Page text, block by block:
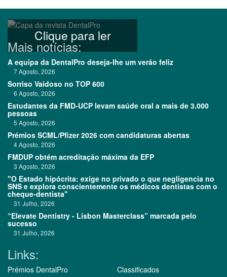
Clique para ler
Mais notícias:
A equipa da DentalPro deseja-lhe um verão feliz
7 Agosto, 2026
Sorriso Vaidoso no TOP 600
6 Agosto, 2026
Estudantes da FMD-UCP levam saúde oral a mais de 3.000
pessoas
5 Agosto, 2026
Prémios SCML/Pfizer 2026 com candidaturas abertas
4 Agosto, 2026
FMDUP obtém acreditação máxima da EFP
3 Agosto, 2026
"O Estado hipócrita: exige no privado o que negligencia no
SNS e explora conscientemente os médicos dentistas com o
cheque-dentista"
31 Julho, 2026
“Elevate Dentistry - Lisbon Masterclass” marcada pelo
sucesso
31 Julho, 2026
Links:
Prémios DentalPro Classificados